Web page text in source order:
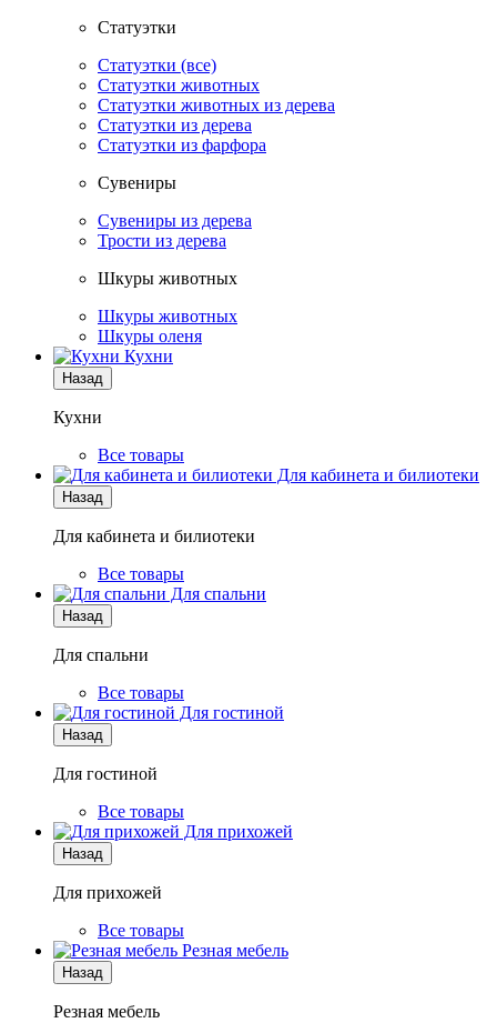
Статуэтки
Статуэтки (все)
Статуэтки животных
Статуэтки животных из дерева
Статуэтки из дерева
Статуэтки из фарфора
Сувениры
Сувениры из дерева
Трости из дерева
Шкуры животных
Шкуры животных
Шкуры оленя
Кухни
Назад
Кухни
Все товары
Для кабинета и билиотеки
Назад
Для кабинета и билиотеки
Все товары
Для спальни
Назад
Для спальни
Все товары
Для гостиной
Назад
Для гостиной
Все товары
Для прихожей
Назад
Для прихожей
Все товары
Резная мебель
Назад
Резная мебель